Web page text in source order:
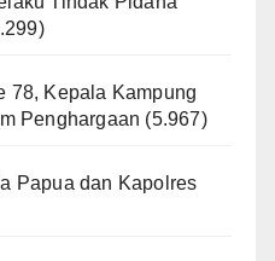
78, Kepala Kampung
Penghargaan (5.967)
Papua dan Kapolres